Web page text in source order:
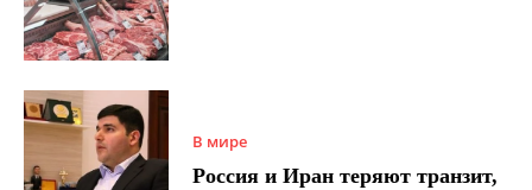
В мире
Россия и Иран теряют транзит,